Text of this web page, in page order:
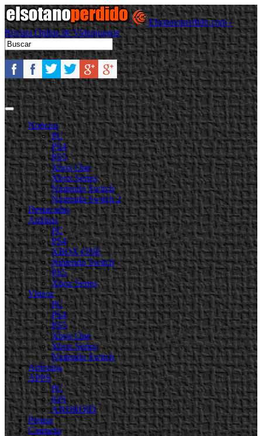
Elsotanoperdido.com -
Revista Online de Videojuegos
Noticias
PC
PS4
PS5
Xbox One
Xbox Series
Nintendo Switch
Nintendo Switch 2
Destacadas
Análisis
PC
PS4
XBOX ONE
Nintendo Switch
PS5
Xbox Series
Videos
PC
PS4
PS5
Xbox One
Xbox Series
Nintendo Switch
Artículos
APPS
PC
iOS
ANDROID
Prensa
Contacto